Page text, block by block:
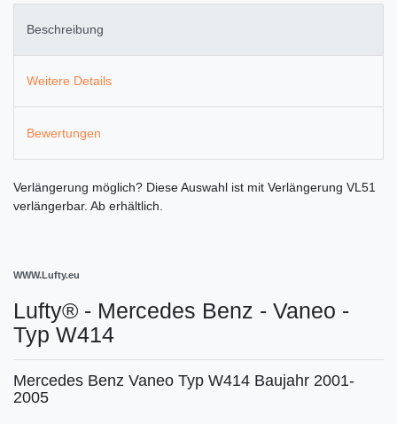
Beschreibung
Weitere Details
Bewertungen
Verlängerung möglich? Diese Auswahl ist mit Verlängerung VL51
verlängerbar. Ab erhältlich.
WWW.Lufty.eu
Lufty® - Mercedes Benz - Vaneo -
Typ W414
Mercedes Benz Vaneo Typ W414 Baujahr 2001-
2005